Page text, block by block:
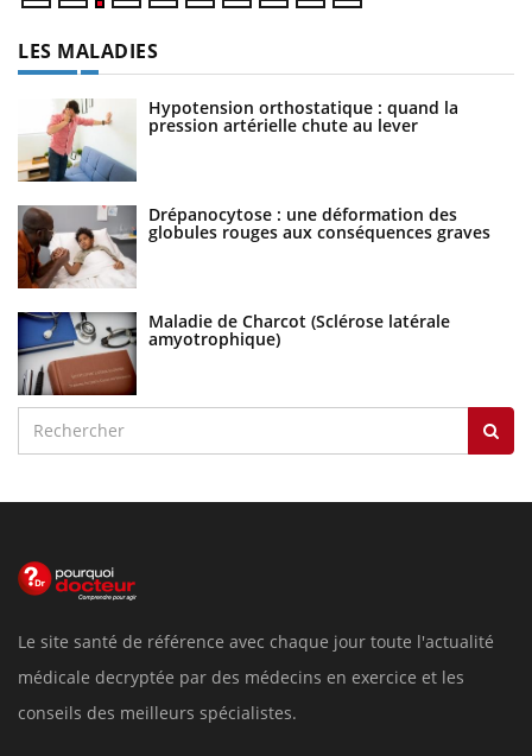
LES MALADIES
Hypotension orthostatique : quand la
pression artérielle chute au lever
Drépanocytose : une déformation des
globules rouges aux conséquences graves
Maladie de Charcot (Sclérose latérale
amyotrophique)
Le site santé de référence avec chaque jour toute l'actualité
médicale decryptée par des médecins en exercice et les
conseils des meilleurs spécialistes.